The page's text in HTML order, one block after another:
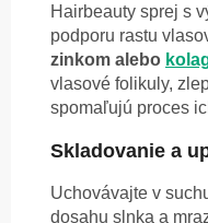
Hairbeauty sprej s
podporu rastu
zinkom alebo
vlasové folikuly,
spomaľujú proces
Skladovanie a
Uchovávajte v
dosahu slnka a